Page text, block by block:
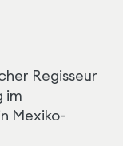
Regisseur
im
Mexiko-